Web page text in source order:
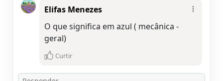
Elifas Menezes
O que significa em azul ( mecânica -
geral)
Curtir